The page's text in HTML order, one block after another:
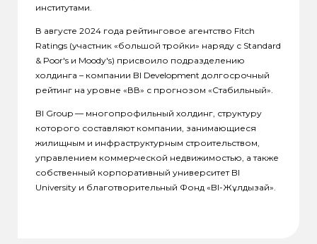
институтами.
В августе 2024 года рейтинговое агентство Fitch
Ratings (участник «большой тройки» наряду с Standard
& Poor's и Moody's) присвоило подразделению
холдинга – компании BI Development долгосрочный
рейтинг на уровне «ВВ» с прогнозом «Стабильный».
BI Group — многопрофильный холдинг, структуру
которого составляют компании, занимающиеся
жилищным и инфраструктурным строительством,
управлением коммерческой недвижимостью, а также
собственный корпоративный университет BI
University и благотворительный Фонд «BI-Жұлдызай».